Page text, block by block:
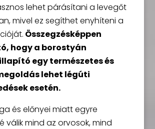
lehet párásítani a levegőt
mivel ez segíthet enyhíteni a
Összegzésképpen
hogy a borostyán
egy természetes és
lehet légúti
esetén.
és előnyei miatt egyre
válik mind az orvosok, mind